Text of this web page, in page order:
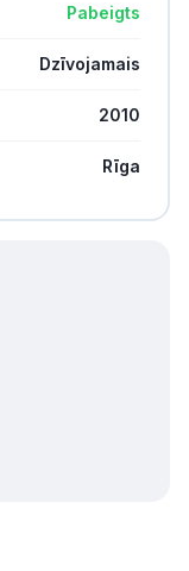
Pabeigts
Dzīvojamais
2010
Rīga